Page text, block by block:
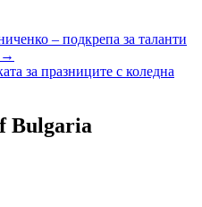
– подкрепа за таланти
→
за празниците с коледна
Bulgaria